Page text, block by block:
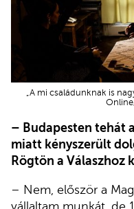
„A mi családunknak is
– Budapesten tehát
miatt kényszerült
Rögtön a Válaszhoz
– Nem, először a
vállaltam munkát, de